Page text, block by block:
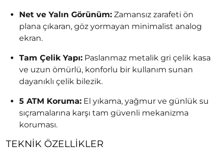
Net ve Yalın Görünüm: Zamansız zarafeti ön
plana çıkaran, göz yormayan minimalist analog
ekran.
Tam Çelik Yapı: Paslanmaz metalik gri çelik kasa
ve uzun ömürlü, konforlu bir kullanım sunan
dayanıklı çelik bilezik.
5 ATM Koruma: El yıkama, yağmur ve günlük su
sıçramalarına karşı tam güvenli mekanizma
koruması.
TEKNIK ÖZELLIKLER